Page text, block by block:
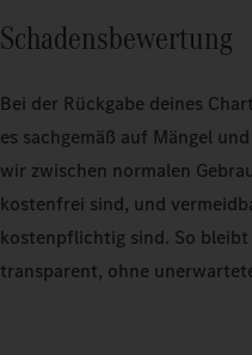
Schadensbewertung
Bei der Rückgabe deines
es sachgemäß auf Mängel
wir zwischen normalen
kostenfrei sind, und
kostenpflichtig sind. So
transparent, ohne